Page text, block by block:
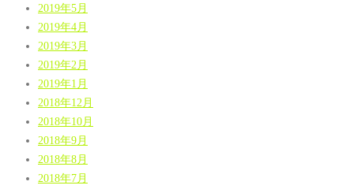
2019年5月
2019年4月
2019年3月
2019年2月
2019年1月
2018年12月
2018年10月
2018年9月
2018年8月
2018年7月